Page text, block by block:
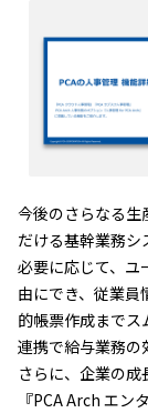
今後のさらなる生
だける基幹業務シ
必要に応じて、ユ
由にでき、従業
的帳票作成までス
連携で給与業務の
さらに、企業の
『PCA Arch エン